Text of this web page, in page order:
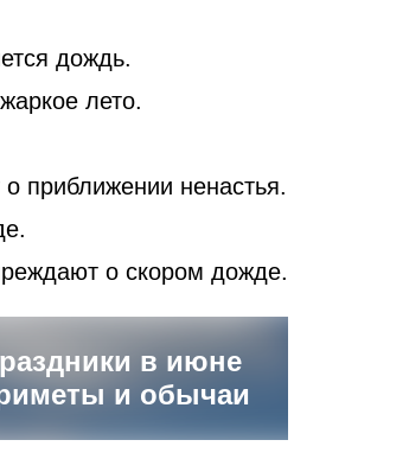
дождь.
лето.
приближении ненастья.
о скором дожде.
в июне
и обычаи